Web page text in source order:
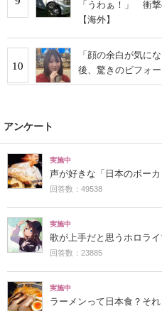
「うわぁ！」 衝撃
【海外】
10
「顔の余白が気に
後、驚きのビフォ
アンケート
実施中
声が好きな「日本のボーカ
回答数：49538
実施中
歌が上手だと思うホロラ
回答数：23885
実施中
ラーメンって日本食？そ